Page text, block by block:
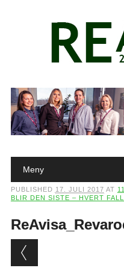
Main menu
Meny
PUBLISHED 17. JULI 2017 AT
BLIR DEN SISTE – HVERT